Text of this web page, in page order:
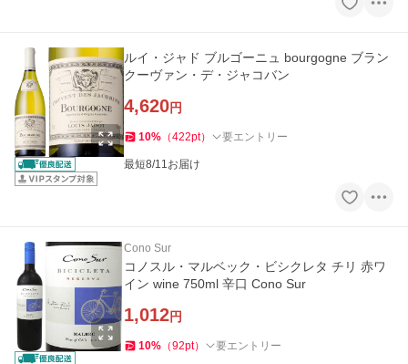
ルイ・ジャド ブルゴーニュ bourgogne ブラン
クーヴァン・デ・ジャコバン
4,620円
10% （422pt） 要エントリー
最短8/11お届け
Cono Sur
コノスル・マルベック・ビシクレタ チリ 赤ワ
イン wine 750ml 辛口 Cono Sur
1,012円
10% （92pt） 要エントリー